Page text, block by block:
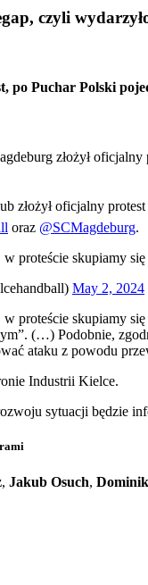
czyli
po Puchar Polski
złożył
złożył oficjalny
oraz @SCMagdeburg.
proteście skupiamy
May 2, 2024
proteście skupiamy się
(…) Podobnie,
ataku z powodu
Industrii Kielce.
sytuacji będzie
, Jakub Osuch,